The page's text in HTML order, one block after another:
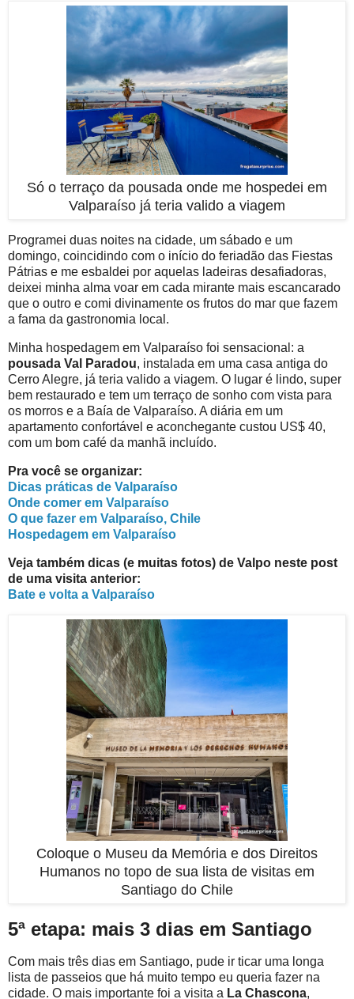
Só o terraço da pousada onde me hospedei em
Valparaíso já teria valido a viagem
Programei duas noites na cidade, um sábado e um
domingo, coincidindo com o início do feriadão das Fiestas
Pátrias e me esbaldei por aquelas ladeiras desafiadoras,
deixei minha alma voar em cada mirante mais escancarado
que o outro e comi divinamente os frutos do mar que fazem
a fama da gastronomia local.
Minha hospedagem em Valparaíso foi sensacional: a
pousada Val Paradou, instalada em uma casa antiga do
Cerro Alegre, já teria valido a viagem. O lugar é lindo, super
bem restaurado e tem um terraço de sonho com vista para
os morros e a Baía de Valparaíso. A diária em um
apartamento confortável e aconchegante custou US$ 40,
com um bom café da manhã incluído.
Pra você se organizar:
Dicas práticas de Valparaíso
Onde comer em Valparaíso
O que fazer em Valparaíso, Chile
Hospedagem em Valparaíso
Veja também dicas (e muitas fotos) de Valpo neste post
de uma visita anterior:
Bate e volta a Valparaíso
Coloque o Museu da Memória e dos Direitos
Humanos no topo de sua lista de visitas em
Santiago do Chile
5ª etapa: mais 3 dias em Santiago
Com mais três dias em Santiago, pude ir ticar uma longa
lista de passeios que há muito tempo eu queria fazer na
cidade. O mais importante foi a visita a La Chascona,